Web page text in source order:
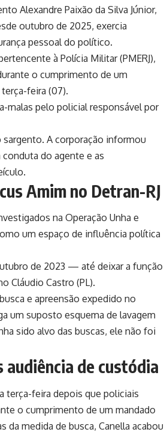
Alexandre Paixão da Silva Júnior,
outubro de 2025, exercia
pessoal do político.
à Polícia Militar (PMERJ),
o cumprimento de um
feira (07).
malas pelo policial responsável por
sargento. A corporação informou
do agente e as
Amim no Detran-RJ
na Operação Unha e
um espaço de influência política
de 2023 — até deixar a função
Cláudio Castro (PL).
e apreensão expedido no
um suposto esquema de lavagem
sido alvo das buscas, ele não foi
audiência de custódia
terça-feira depois que policiais
o cumprimento de um mandado
da medida de busca, Canella acabou